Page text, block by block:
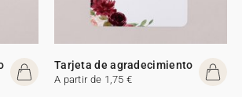
Tarjeta de agradecimiento
A partir de 1,75 €